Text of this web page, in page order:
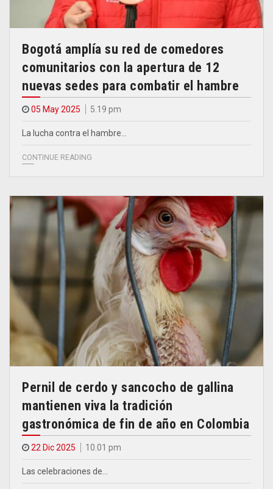
Bogotá amplía su red de comedores
comunitarios con la apertura de 12
nuevas sedes para combatir el hambre
05 May 2025 5.19 pm
La lucha contra el hambre…
CONTINUE READING
Pernil de cerdo y sancocho de gallina
mantienen viva la tradición
gastronómica de fin de año en Colombia
22 Dic 2025 10.01 pm
Las celebraciones de…